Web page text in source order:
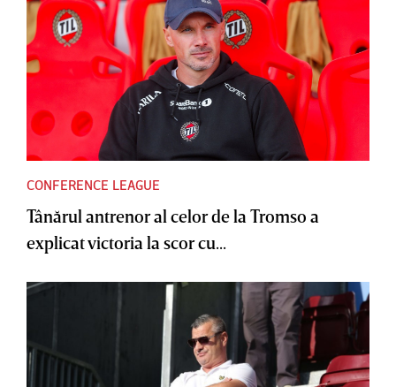
CONFERENCE LEAGUE
Tânărul antrenor al celor de la Tromso a
explicat victoria la scor cu...